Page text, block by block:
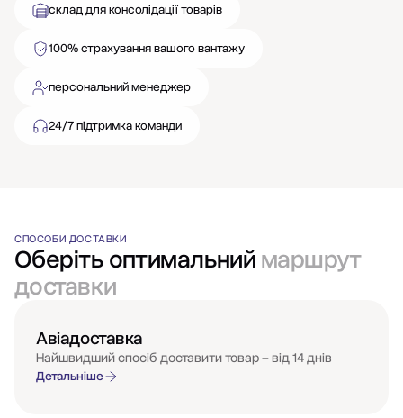
склад для консолідації товарів
100% страхування вашого вантажу
персональний менеджер
24/7 підтримка команди
СПОСОБИ ДОСТАВКИ
Оберіть оптимальниймаршрут
доставки
Авіадоставка
Найшвидший спосіб доставити товар – від 14 днів
Детальніше